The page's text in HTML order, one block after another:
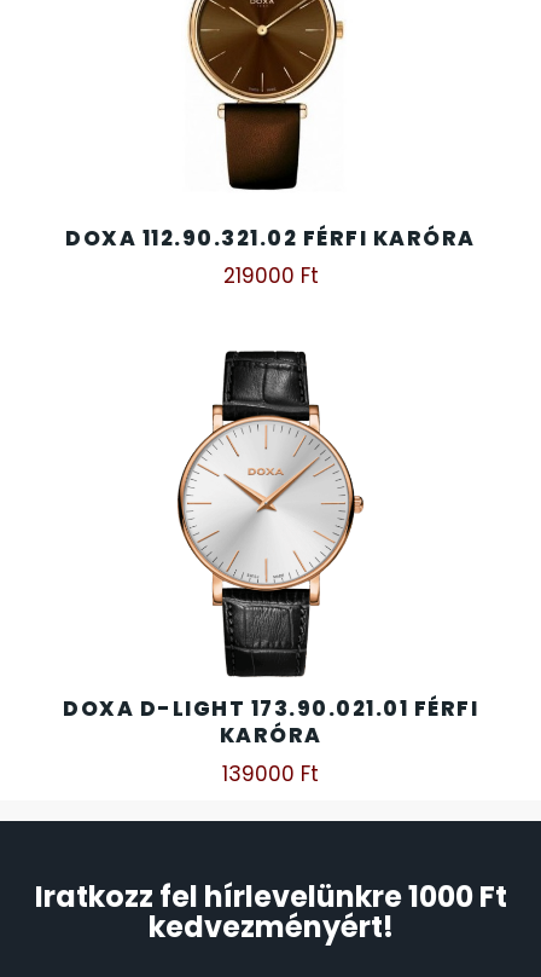
DOXA 112.90.321.02 FÉRFI KARÓRA
219000 Ft
DOXA D-LIGHT 173.90.021.01 FÉRFI
KARÓRA
139000 Ft
Iratkozz fel hírlevelünkre 1000 Ft
kedvezményért!